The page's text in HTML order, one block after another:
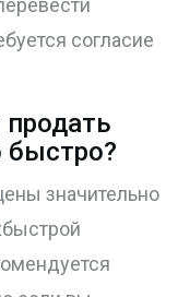
согласие
быстро?
значительно